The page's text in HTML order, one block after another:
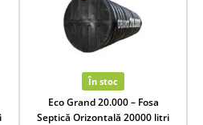
În stoc
Eco Grand 20.000 – Fosa
Septică Orizontală 20000 litri